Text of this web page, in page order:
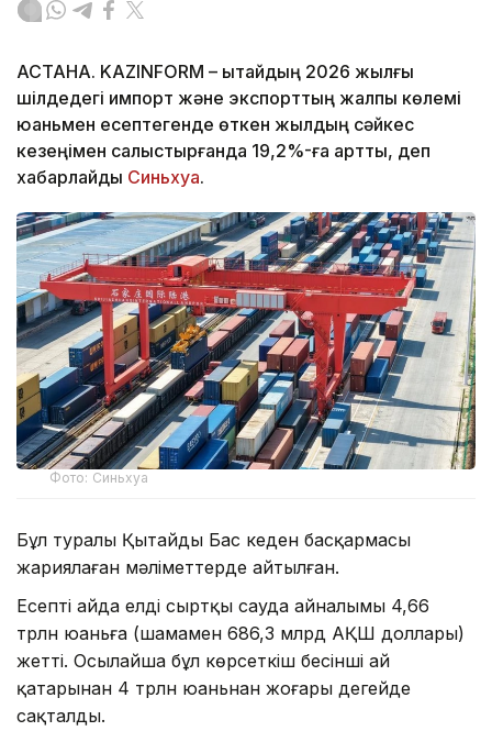
АСТАНА. KAZINFORM – Қытайдың 2026 жылғы
шілдедегі импорт және экспорттың жалпы көлемі
юаньмен есептегенде өткен жылдың сәйкес
кезеңімен салыстырғанда 19,2%-ға артты, деп
хабарлайды Синьхуа.
Фото: Синьхуа
Бұл туралы Қытайдың Бас кеден басқармасы
жариялаған мәліметтерде айтылған.
Есепті айда елдің сыртқы сауда айналымы 4,66
трлн юаньға (шамамен 686,3 млрд АҚШ доллары)
жетті. Осылайша бұл көрсеткіш бесінші ай
қатарынан 4 трлн юаньнан жоғары деңгейде
сақталды.